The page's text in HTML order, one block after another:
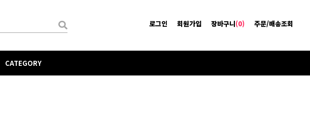
로그인 회원가입 장바구니(0) 주문/배송조회
CATEGORY